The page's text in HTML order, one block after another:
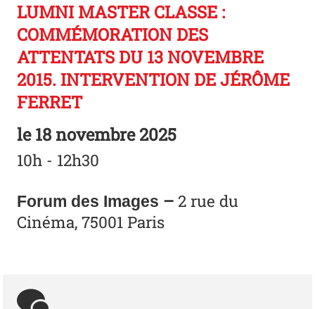
LUMNI MASTER CLASSE :
COMMÉMORATION DES
ATTENTATS DU 13 NOVEMBRE
2015. INTERVENTION DE JÉRÔME
FERRET
le18 novembre 2025
10h - 12h30
Forum des Images – 2 rue du
Cinéma, 75001 Paris